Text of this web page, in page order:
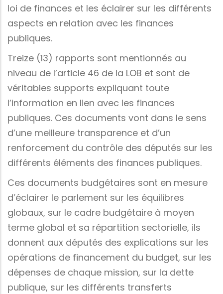
loi de finances et les éclairer sur les différents
aspects en relation avec les finances
publiques.
Treize (13) rapports sont mentionnés au
niveau de l’article 46 de la LOB et sont de
véritables supports expliquant toute
l’information en lien avec les finances
publiques. Ces documents vont dans le sens
d’une meilleure transparence et d’un
renforcement du contrôle des députés sur les
différents éléments des finances publiques.
Ces documents budgétaires sont en mesure
d’éclairer le parlement sur les équilibres
globaux, sur le cadre budgétaire à moyen
terme global et sa répartition sectorielle, ils
donnent aux députés des explications sur les
opérations de financement du budget, sur les
dépenses de chaque mission, sur la dette
publique, sur les différents transferts